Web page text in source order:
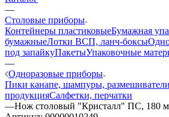
—
Столовые приборы
Контейнеры пластиковыеБумажная
бумажныеЛотки ВСП, ланч-боксы
под запайкуПакетыУпаковочные
—
Одноразовые приборы
Пики канапе, шампуры, размешиватели
продукцияСалфетки, перчатки
—Нож столовый "Кристалл" ПС, 180